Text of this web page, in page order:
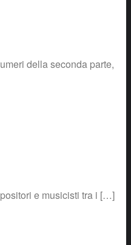
della seconda parte,
e musicisti tra i […]